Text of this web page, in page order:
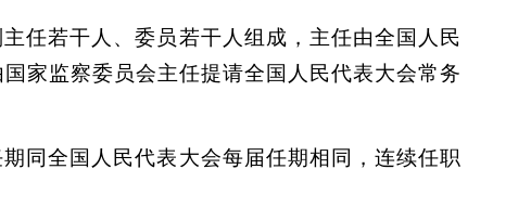
任若干人、委员若干人组成，主任由全国人民
家监察委员会主任提请全国人民代表大会常务
同全国人民代表大会每届任期相同，连续任职